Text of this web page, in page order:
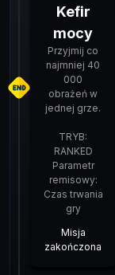
Kefir
mocy
Przyjmij co
najmniej 40
000
obrażeń w
jednej grze.
TRYB:
RANKED
Parametr
remisowy:
Czas trwania
gry
Misja
zakończona